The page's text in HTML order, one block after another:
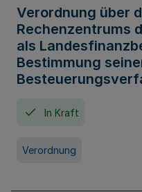
Verordnung über
Rechenzentrums
als
Bestimmung
In Kraft
Verordnung